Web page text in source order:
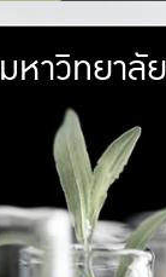
เกษต
เกษตรใน
มหาวิทยาลั